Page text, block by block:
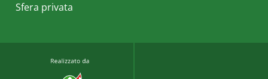
Sfera privata